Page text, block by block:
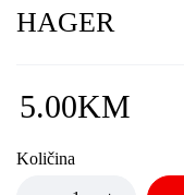
HAGER
5.00KM
Količina